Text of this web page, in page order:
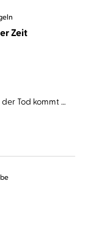
Zeit
Tod kommt …